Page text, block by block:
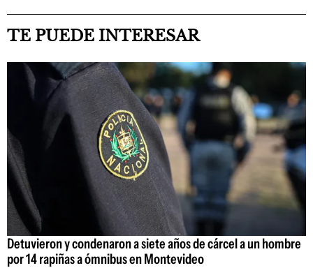
TE PUEDE INTERESAR
Detuvieron y condenaron a siete años de cárcel a un hombre
por 14 rapiñas a ómnibus en Montevideo